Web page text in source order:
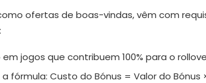
ofertas de boas-vindas, vêm com
jogos que contribuem 100% para o
fórmula: Custo do Bónus = Valor do Bónus